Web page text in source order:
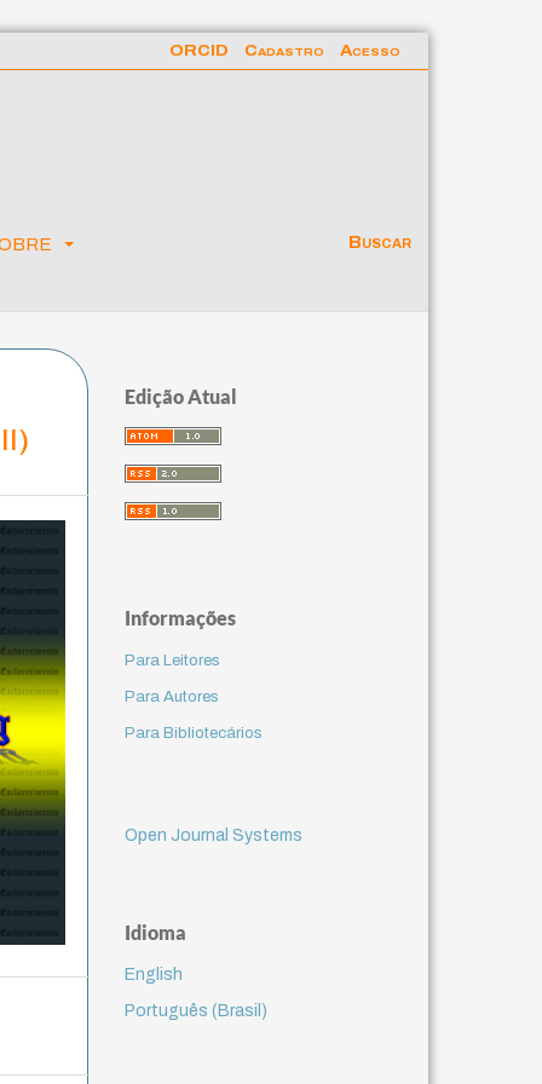
Buscar
ORCID Cadastro Acesso
Edição Atual
Informações
Para Leitores
Para Autores
Para Bibliotecários
Open Journal Systems
Idioma
English
Português (Brasil)